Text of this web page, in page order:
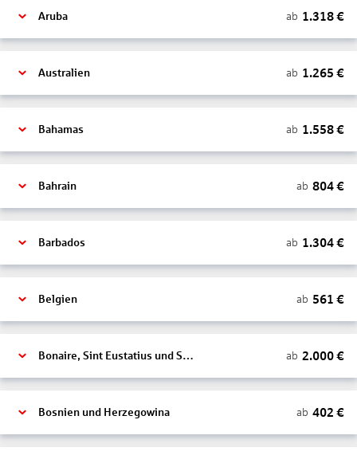
Aruba ab 1.318€
Australien ab 1.265 €
Bahamas ab 1.558€
Bahrain ab 804€
Barbados ab 1.304€
Belgien ab 561 €
Bonaire, Sint Eustatius und Saba ab 2.000€
Bosnien und Herzegowina ab 402 €